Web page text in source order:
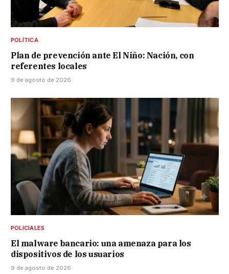
POLÍTICA
Plan de prevención ante El Niño: Nación, con
referentes locales
9 de agosto de 2026
POLICIALES
El malware bancario: una amenaza para los
dispositivos de los usuarios
9 de agosto de 2026